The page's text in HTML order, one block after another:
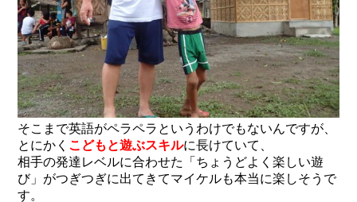
そこまで英語がペラペラというわけでもないんですが、
とにかく こどもと遊ぶスキルに長けていて、
相手の発達レベルに合わせた「ちょうどよく楽しい遊
び」がつぎつぎに出てきてマイケルも本当に楽しそうで
す。